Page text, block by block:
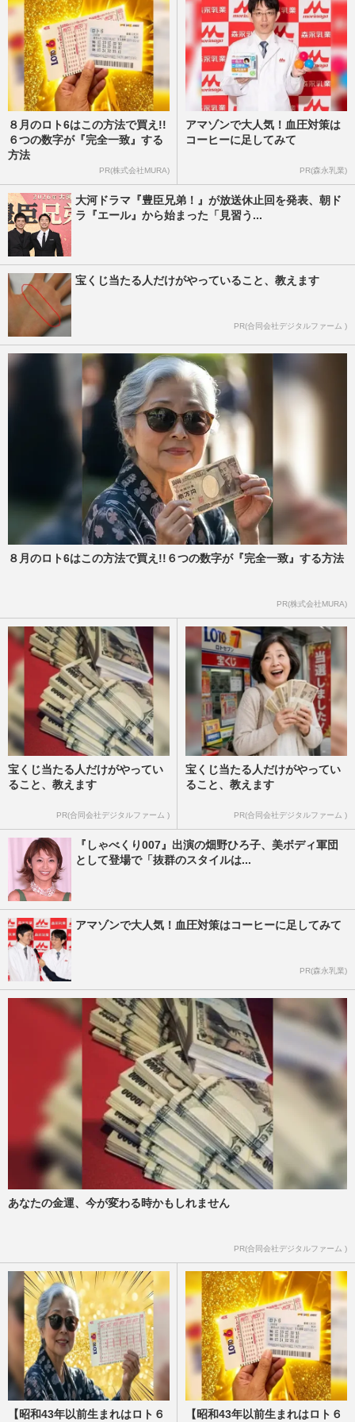
８月のロト6はこの方法で買え!!
６つの数字が『完全一致』する
方法
PR(株式会社MURA)
アマゾンで大人気！血圧対策は
コーヒーに足してみて
PR(森永乳業)
大河ドラマ『豊臣兄弟！』が放送休止回を発表、朝ド
ラ『エール』から始まった「見習う...
宝くじ当たる人だけがやっていること、教えます
PR(合同会社デジタルファーム )
８月のロト6はこの方法で買え!!６つの数字が『完全一致』する方法
PR(株式会社MURA)
宝くじ当たる人だけがやってい
ること、教えます
PR(合同会社デジタルファーム )
宝くじ当たる人だけがやってい
ること、教えます
PR(合同会社デジタルファーム )
『しゃべくり007』出演の畑野ひろ子、美ボディ軍団
として登場で「抜群のスタイルは...
アマゾンで大人気！血圧対策はコーヒーに足してみて
PR(森永乳業)
あなたの金運、今が変わる時かもしれません
PR(合同会社デジタルファーム )
【昭和43年以前生まれはロト６
【昭和43年以前生まれはロト６